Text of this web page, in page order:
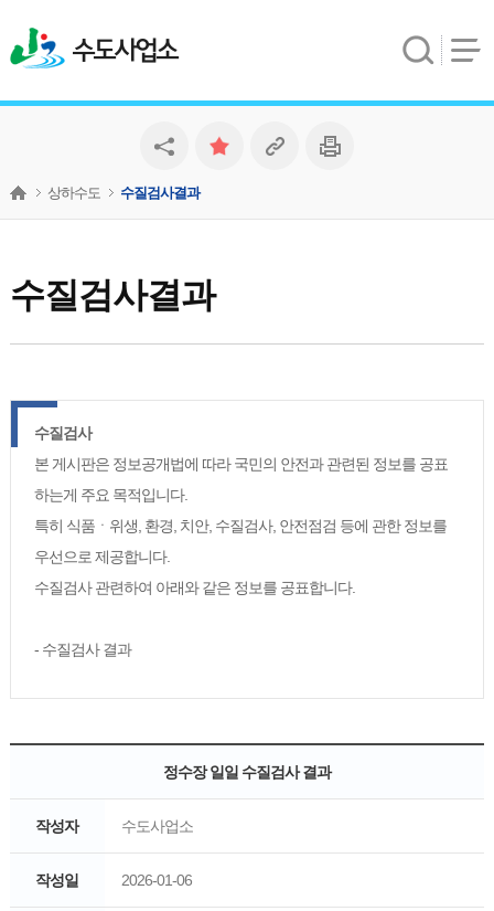
수도사업소
수질검사결과
상하수도 수질검사결과
수질검사
본 게시판은 정보공개법에 따라 국민의 안전과 관련된 정보를 공표
하는게 주요 목적입니다.
특히 식품ㆍ위생, 환경, 치안, 수질검사, 안전점검 등에 관한 정보를
우선으로 제공합니다.
수질검사 관련하여 아래와 같은 정보를 공표합니다.
- 수질검사 결과
정수장 일일 수질검사 결과
작성자 수도사업소
작성일 2026-01-06